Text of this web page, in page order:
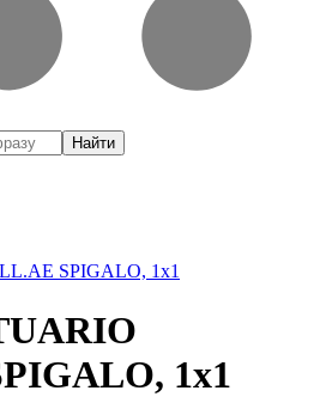
Найти
SPIGALO, 1x1
1x1